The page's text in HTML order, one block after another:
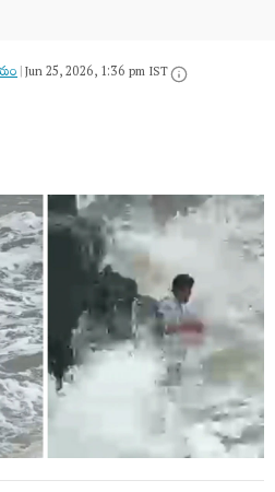
|Jun 25, 2026, 1:36 pm IST